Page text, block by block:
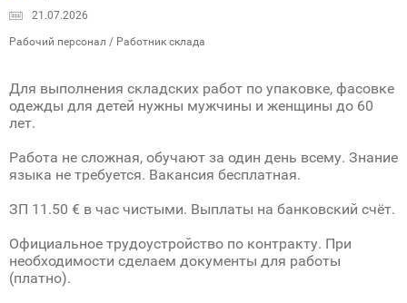
21.07.2026
Рабочий персонал / Работник склада
Для выполнения складских работ по упаковке, фасовке
одежды для детей нужны мужчины и женщины до 60
лет.
Работа не сложная, обучают за один день всему. Знание
языка не требуется. Вакансия бесплатная.
ЗП 11.50 € в час чистыми. Выплаты на банковский счёт.
Официальное трудоустройство по контракту. При
необходимости сделаем документы для работы
(платно).